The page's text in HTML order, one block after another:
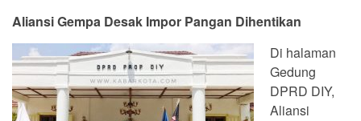
Aliansi Gempa Desak Impor Pangan Dihentikan
Di halaman
Gedung
DPRD DIY,
Aliansi